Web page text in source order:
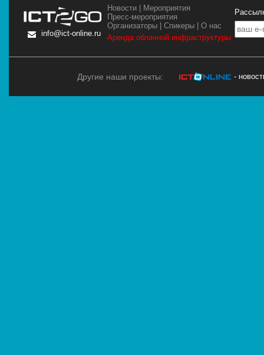
info@ict-online.ru
Новости | Мероприятия
Пресс-мероприятия
Организаторы |Спикеры |О нас
Аренда облачной инфраструктуры
Другие наши проекты: -